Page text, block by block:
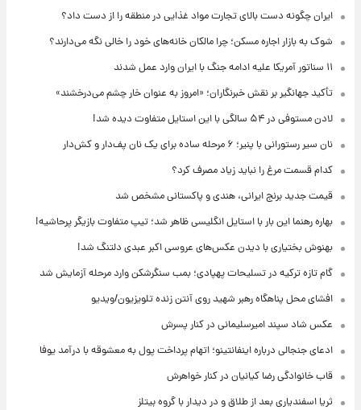
ایران چگونه دست بالای تجارت مواد غذایی در منطقه را از دست داد؟
شوک به بازار اجاره مسکن؛ چرا مالکان خانه‌های خود را خالی نگه می‌دارند؟
۱۱ سناتور آمریکا علیه ادامه جنگ با ایران وارد عمل شدند
تأکید جهانگیر بر نقش خبرنگاران؛ «امروز به عنوان خار چشم می‌درخشند»
لادن مستوفی در ۵۴ سالگی با این استایل متفاوت دیده شد!
نان سیر رستورانی با پنیر؛ ۶ مرحله ساده برای یک نان پف‌دار و کش‌دار
کدام قسمت مرغ را نباید زیاد مصرف کرد؟
قیمت جدید برنج ایرانی، هندی و پاکستانی مشخص شد
بهاره رهنما این بار با استایل انگلیسی ظاهر شد؛ تیپ متفاوت بازیگر پرحاشیه!
بهنوش بختیاری با دیدن عکس‌های عروسی اکبر عبدی دلتنگ شد!
گام تازه ترکیه در تسلیحات پهپادی؛ بمب سنگرشکن وارد مرحله آزمایش شد
افشای محل پناهگاه‌ رهبر شهید روی آنتن زنده تلویزیون/ویدیو
عکس شاد سپند امیرسلیمانی در کنار پسرش
ادعای جنجالی درباره اینفانتینو؛ اتهام پرداخت پول به معشوقه با درآمد یوفا
قاب خانوادگی رضا کیانیان در کنار خواهرش
ثریا اسفندیاری بعد از طلاق و در دیدار با گروه بیتلز